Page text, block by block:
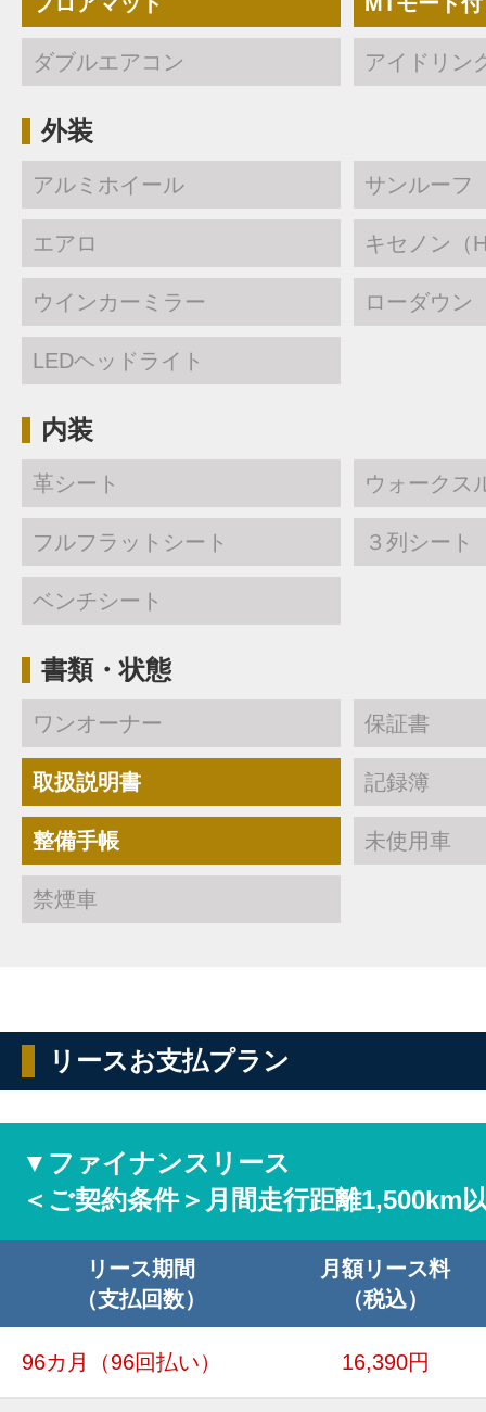
ダブルエアコン アイドリン
外装
アルミホイール サンルーフ
エアロ キセノン（
ウインカーミラー ローダウン
LEDヘッドライト
内装
革シート ウォークス
フルフラットシート ３列シート
ベンチシート
書類・状態
ワンオーナー 保証書
取扱説明書 記録簿
整備手帳 未使用車
禁煙車
リースお支払プラン
▼ファイナンスリース
＜ご契約条件＞月間走行距離1,500km
リース期間
（支払回数）
月額リース料
（税込）
96カ月 （96回払い） 16,390円